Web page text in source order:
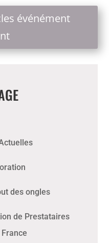
événément
des ongles
de Prestataires